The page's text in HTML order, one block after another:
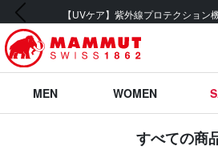
【UVケア】紫外線プロテクション
前の画像
MEN WOMEN
すべての商